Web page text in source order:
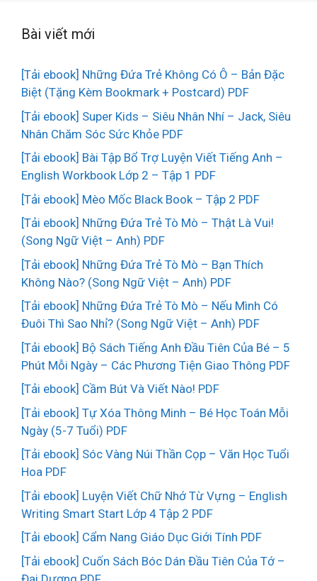
Bài viết mới
[Tải ebook] Những Đứa Trẻ Không Có Ô – Bản Đặc
Biệt (Tặng Kèm Bookmark + Postcard) PDF
[Tải ebook] Super Kids – Siêu Nhân Nhí – Jack, Siêu
Nhân Chăm Sóc Sức Khỏe PDF
[Tải ebook] Bài Tập Bổ Trợ Luyện Viết Tiếng Anh –
English Workbook Lớp 2 – Tập 1 PDF
[Tải ebook] Mèo Mốc Black Book – Tập 2 PDF
[Tải ebook] Những Đứa Trẻ Tò Mò – Thật Là Vui!
(Song Ngữ Việt – Anh) PDF
[Tải ebook] Những Đứa Trẻ Tò Mò – Bạn Thích
Không Nào? (Song Ngữ Việt – Anh) PDF
[Tải ebook] Những Đứa Trẻ Tò Mò – Nếu Mình Có
Đuôi Thì Sao Nhỉ? (Song Ngữ Việt – Anh) PDF
[Tải ebook] Bộ Sách Tiếng Anh Đầu Tiên Của Bé – 5
Phút Mỗi Ngày – Các Phương Tiện Giao Thông PDF
[Tải ebook] Cầm Bút Và Viết Nào! PDF
[Tải ebook] Tự Xóa Thông Minh – Bé Học Toán Mỗi
Ngày (5-7 Tuổi) PDF
[Tải ebook] Sóc Vàng Núi Thần Cọp – Văn Học Tuổi
Hoa PDF
[Tải ebook] Luyện Viết Chữ Nhớ Từ Vựng – English
Writing Smart Start Lớp 4 Tập 2 PDF
[Tải ebook] Cẩm Nang Giáo Dục Giới Tính PDF
[Tải ebook] Cuốn Sách Bóc Dán Đầu Tiên Của Tớ –